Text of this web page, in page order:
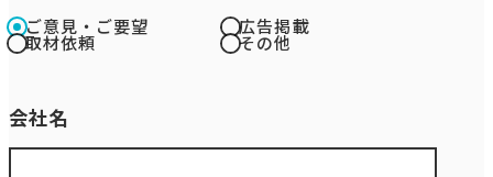
ご意見・ご要望
広告掲載
取材依頼
その他
会社名